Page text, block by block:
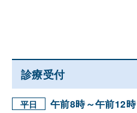
診療受付
平日 午前8時～午前12時